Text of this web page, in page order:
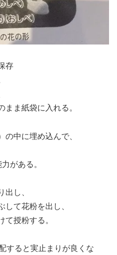
存
まま紙袋に入れる。
の中に埋め込んで、
がある。
出し、
して花粉を出し、
て授粉する。
すると実止まりが良くな